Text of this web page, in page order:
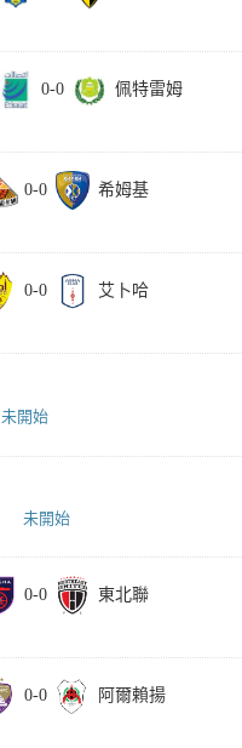
0-0
佩特雷姆
0-0
希姆基
0-0
艾卜哈
未開始
未開始
0-0
東北聯
0-0
阿爾賴揚